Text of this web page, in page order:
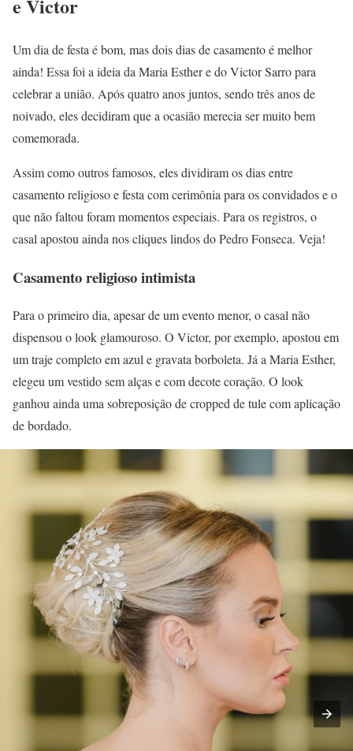
e Victor
Um dia de festa é bom, mas dois dias de casamento é melhor
ainda! Essa foi a ideia da Maria Esther e do Victor Sarro para
celebrar a união. Após quatro anos juntos, sendo três anos de
noivado, eles decidiram que a ocasião merecia ser muito bem
comemorada.
Assim como outros famosos, eles dividiram os dias entre
casamento religioso e festa com cerimônia para os convidados e o
que não faltou foram momentos especiais. Para os registros, o
casal apostou ainda nos cliques lindos do Pedro Fonseca. Veja!
Casamento religioso intimista
Para o primeiro dia, apesar de um evento menor, o casal não
dispensou o look glamouroso. O Victor, por exemplo, apostou em
um traje completo em azul e gravata borboleta. Já a Maria Esther,
elegeu um vestido sem alças e com decote coração. O look
ganhou ainda uma sobreposição de cropped de tule com aplicação
de bordado.